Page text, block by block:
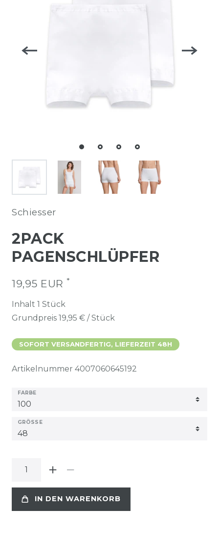
Schiesser
2PACK
PAGENSCHLÜPFER
19,95 EUR *
Inhalt 1 Stück
Grundpreis 19,95 € / Stück
SOFORT VERSANDFERTIG, LIEFERZEIT 48H
Artikelnummer 4007060645192
FARBE
GRÖSSE
IN DEN WARENKORB